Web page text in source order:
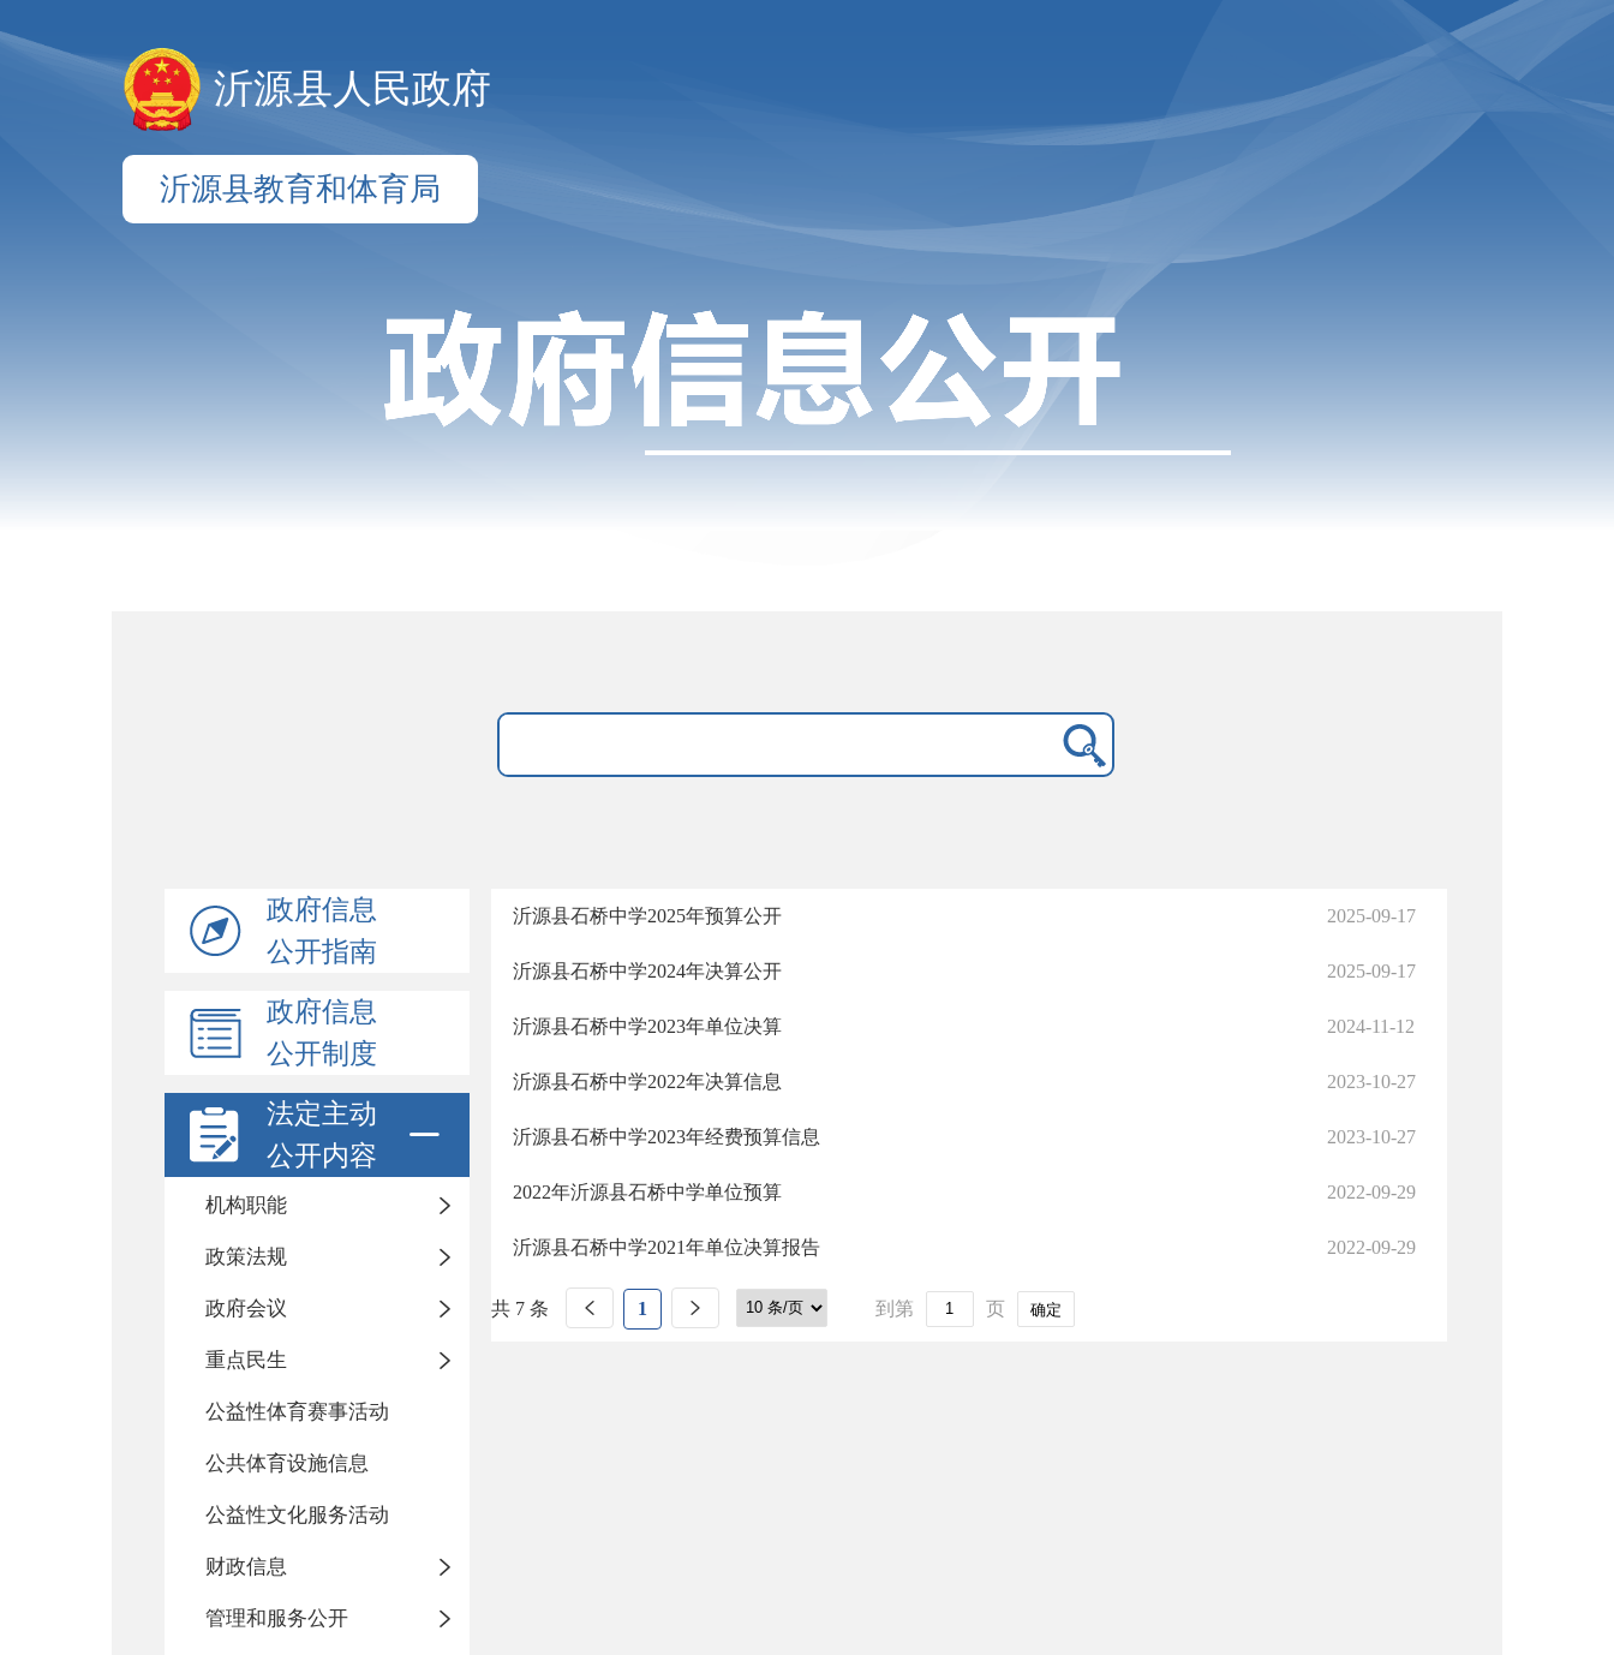
沂源县人民政府
沂源县教育和体育局
政府信息
公开指南
政府信息
公开制度
法定主动
公开内容
机构职能
政策法规
政府会议
重点民生
公益性体育赛事活动
公共体育设施信息
公益性文化服务活动
财政信息
管理和服务公开
沂源县石桥中学2025年预算公开 2025-09-17
沂源县石桥中学2024年决算公开 2025-09-17
沂源县石桥中学2023年单位决算 2024-11-12
沂源县石桥中学2022年决算信息 2023-10-27
沂源县石桥中学2023年经费预算信息 2023-10-27
2022年沂源县石桥中学单位预算 2022-09-29
沂源县石桥中学2021年单位决算报告 2022-09-29
共 7 条 1 到第 页 确定